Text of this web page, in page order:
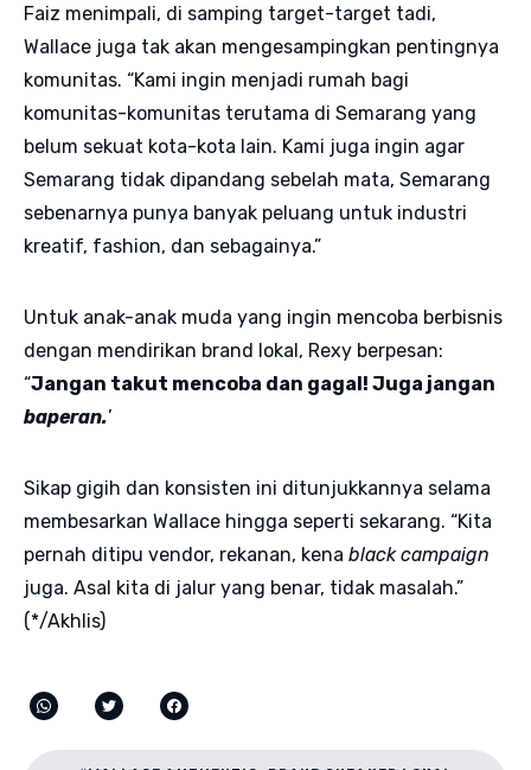
Faiz menimpali, di samping target-target tadi,
Wallace juga tak akan mengesampingkan pentingnya
komunitas. “Kami ingin menjadi rumah bagi
komunitas-komunitas terutama di Semarang yang
belum sekuat kota-kota lain. Kami juga ingin agar
Semarang tidak dipandang sebelah mata, Semarang
sebenarnya punya banyak peluang untuk industri
kreatif, fashion, dan sebagainya.”
Untuk anak-anak muda yang ingin mencoba berbisnis
dengan mendirikan brand lokal, Rexy berpesan:
“Jangan takut mencoba dan gagal! Juga jangan
baperan.’
Sikap gigih dan konsisten ini ditunjukkannya selama
membesarkan Wallace hingga seperti sekarang. “Kita
pernah ditipu vendor, rekanan, kena black campaign
juga. Asal kita di jalur yang benar, tidak masalah.”
(*/Akhlis)